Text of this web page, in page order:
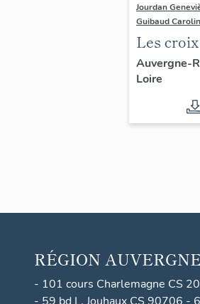
Jourdan
Guibaud
Les croix
canton de
Auvergne-
Loire
RÉGION
- 101 cours Charlemagne CS